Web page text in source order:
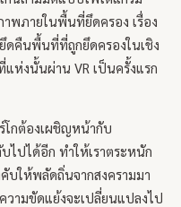
พภายในพื้นที่ยึดครอง เรื่อง
ยึดคืนพื้นที่ที่ถูกยึดครองในเชิง
แห่งนั้นผ่าน VR เป็นครั้งแรก
โกต้องเผชิญหน้ากับ
ไปได้อีก ทำให้เราตระหนัก
บให้พลัดถิ่นจากสงครามมา
ามขัดแย้งจะเปลี่ยนแปลงไป